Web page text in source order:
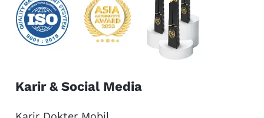
Karir & Social Media